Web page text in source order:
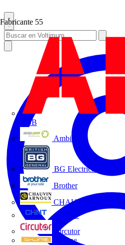
Fabricante 55
ABB
Ambilamp
BG Electrical
Brother
CHAUVIN ARNOUX
CHINT
Circutor
D-Line